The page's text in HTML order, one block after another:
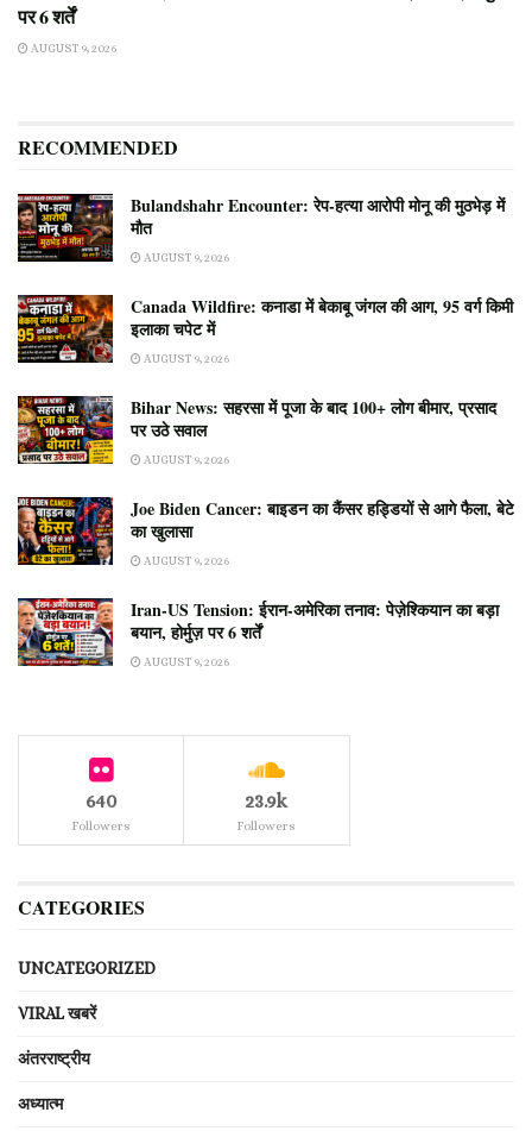
पर 6 शर्तें
AUGUST 9, 2026
RECOMMENDED
Bulandshahr Encounter: रेप-हत्या आरोपी मोनू की मुठभेड़ में
मौत
AUGUST 9, 2026
Canada Wildfire: कनाडा में बेकाबू जंगल की आग, 95 वर्ग किमी
इलाका चपेट में
AUGUST 9, 2026
Bihar News: सहरसा में पूजा के बाद 100+ लोग बीमार, प्रसाद
पर उठे सवाल
AUGUST 9, 2026
Joe Biden Cancer: बाइडन का कैंसर हड्डियों से आगे फैला, बेटे
का खुलासा
AUGUST 9, 2026
Iran-US Tension: ईरान-अमेरिका तनाव: पेज़ेश्कियान का बड़ा
बयान, होर्मुज़ पर 6 शर्तें
AUGUST 9, 2026
640
Followers
23.9k
Followers
CATEGORIES
UNCATEGORIZED
VIRAL खबरें
अंतरराष्ट्रीय
अध्यात्म